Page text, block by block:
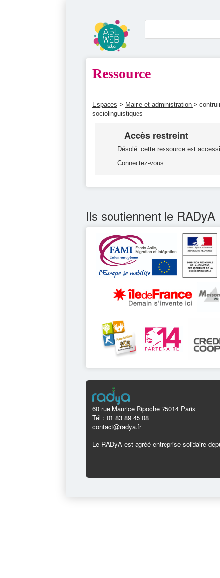
Ressource
Espaces > Mairie et administration >
sociolinguistiques
Accès restreint
Désolé, cette ressource est
Connectez-vous
Ils soutiennent le RADyA
60 rue Maurice Ripoche 75014 Paris
Tél : 01 83 89 45 08
contact@radya.fr
Le RADyA est agréé entreprise solidaire